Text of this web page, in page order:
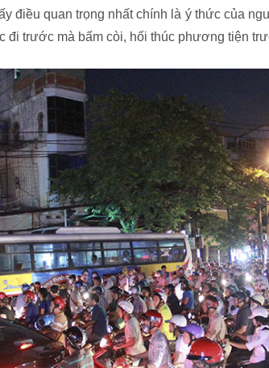
điều quan trọng nhất chính là ý thức của
đi trước mà bấm còi, hối thúc phương tiện